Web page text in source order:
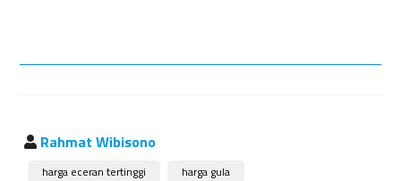
Rahmat Wibisono
harga eceran tertinggi
harga gula